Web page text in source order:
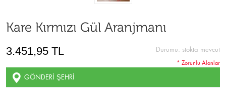
Kare Kırmızı Gül Aranjmanı
Durumu: stokta mevcut
3.451,95 TL
GÖNDERI ŞEHRI
* Zorunlu Alanlar